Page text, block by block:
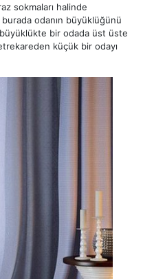
sokmaları halinde
odanın büyüklüğünü
bir odada üst üste
küçük bir odayı